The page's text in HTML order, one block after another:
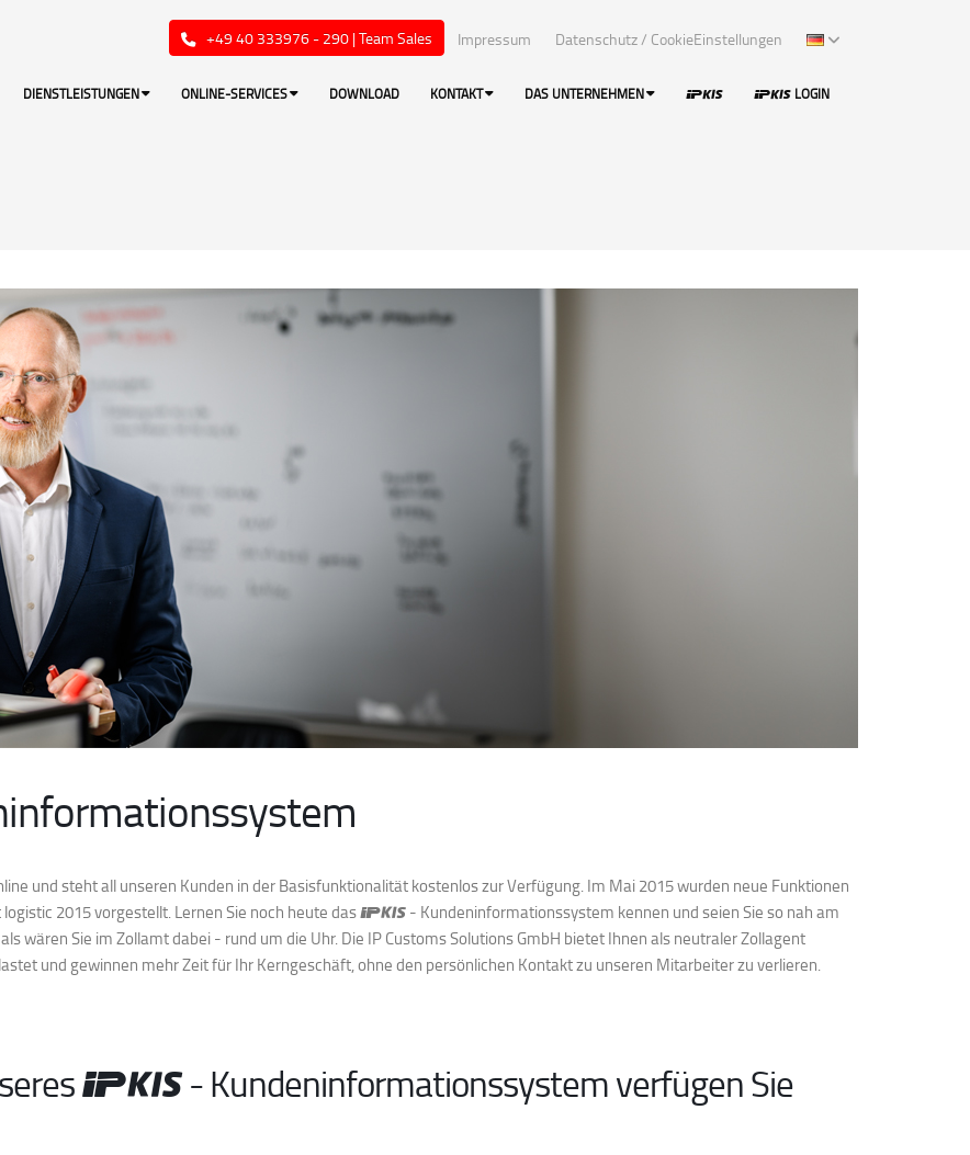
+49 40 333976 - 290 | Team Sales Impressum Datenschutz / CookieEinstellungen
DIENSTLEISTUNGEN ONLINE-SERVICES DOWNLOAD KONTAKT DAS UNTERNEHMEN LOGIN
und steht all unseren Kunden in der Basisfunktionalität kostenlos zur Verfügung. Im Mai 2015 wurden neue Funktionen
2015 vorgestellt. Lernen Sie noch heute das
- Kundeninformationssystem kennen und seien Sie so nah am
wären Sie im Zollamt dabei - rund um die Uhr. Die IP Customs Solutions GmbH bietet Ihnen als neutraler Zollagent
und gewinnen mehr Zeit für Ihr Kerngeschäft, ohne den persönlichen Kontakt zu unseren Mitarbeiter zu verlieren.
- Kundeninformationssystem verfügen Sie